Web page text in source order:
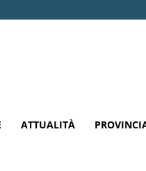
ATTUALITÀ